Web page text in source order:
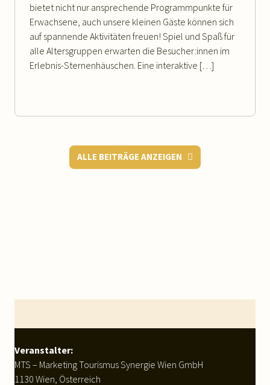
bietet nicht nur ansprechende Programmpunkte für
Erwachsene, auch unsere kleinen Gäste können sich
auf spannende Aktivitäten freuen! Spiel und Spaß für
alle Altersgruppen erwarten die Besucher:innen im
Erlebnis-Sternenhäuschen. Eine interaktive […]
ALLE BEITRÄGE ANZEIGEN
Veranstalter:
MTS – Marketing Tourismus Synergie Wien GmbH
1130 Wien, Österreich